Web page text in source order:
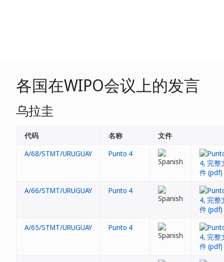
各国在WIPO会议上的发言
乌拉圭
代码 名称
文件
A/68/STMT/URUGUAY
Punto 4
A/66/STMT/URUGUAY Punto 4
A/65/STMT/URUGUAY Punto 4